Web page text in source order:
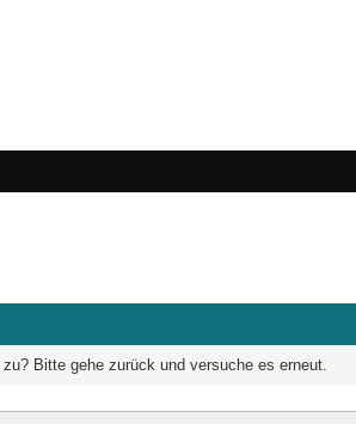
Bitte gehe zurück und versuche es erneut.